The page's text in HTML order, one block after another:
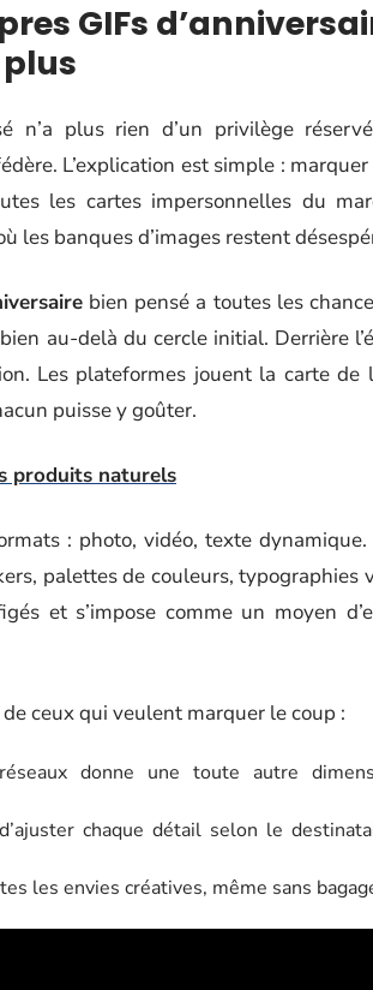
GIFs
n’a plus rien d’un privilège
L’explication est simple :
les cartes impersonnelles du
les banques d’images restent
bien pensé a toutes les
au-delà du cercle initial. Derrière
Les plateformes jouent la carte de
puisse y goûter.
produits naturels
: photo, vidéo, texte dynamique.
palettes de couleurs, typographies
et s’impose comme un moyen
ceux qui veulent marquer le coup :
donne une toute autre
chaque détail selon le
les envies créatives, même sans